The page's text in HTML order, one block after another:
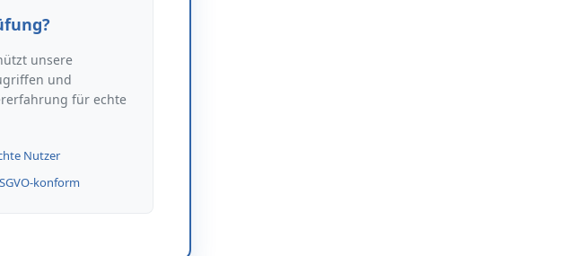
unsere
und
für echte
Nutzer
konform